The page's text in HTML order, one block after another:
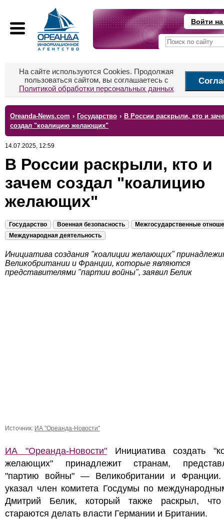
Войти
На сайте используются Cookies. Продолжая
пользоваться сайтом, вы соглашаетесь с
Политикой обработки персональных данных
Oreanda-News.com › Государство › В России раскрыли, кто и
создал "коалицию желающих"
14.07.2025, 12:59
В России раскрыли, кто и
зачем создал "коалицию
желающих"
Государство Военная безопасность
Межгосударственные
Международная деятельность
Инициатива создания "коалиции желающих"
Великобритании и Франции, которые являются
представителями "партии войны", заявил Белик
Источник: ИА "Ореанда-Новости"
ИА "Ореанда-Новости"Инициатива создать
желающих" принадлежит странам,
"партию войны" — Великобритании и
указал член комитета Госдумы по
Дмитрий Белик, который также раскрыл, что
стараются делать власти Германии и Британии.